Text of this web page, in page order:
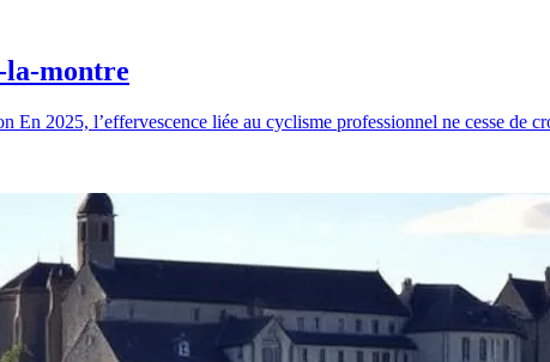
la-montre
2025, l’effervescence liée au cyclisme professionnel ne cesse de